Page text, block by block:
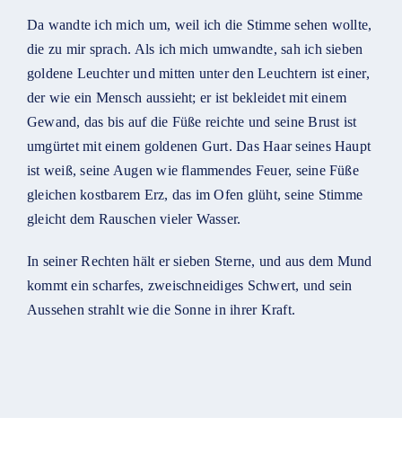
Da wandte ich mich um, weil ich die Stimme sehen wollte,
die zu mir sprach. Als ich mich umwandte, sah ich sieben
goldene Leuchter und mitten unter den Leuchtern ist einer,
der wie ein Mensch aussieht; er ist bekleidet mit einem
Gewand, das bis auf die Füße reichte und seine Brust ist
umgürtet mit einem goldenen Gurt. Das Haar seines Haupt
ist weiß, seine Augen wie flammendes Feuer, seine Füße
gleichen kostbarem Erz, das im Ofen glüht, seine Stimme
gleicht dem Rauschen vieler Wasser.
In seiner Rechten hält er sieben Sterne, und aus dem Mund
kommt ein scharfes, zweischneidiges Schwert, und sein
Aussehen strahlt wie die Sonne in ihrer Kraft.